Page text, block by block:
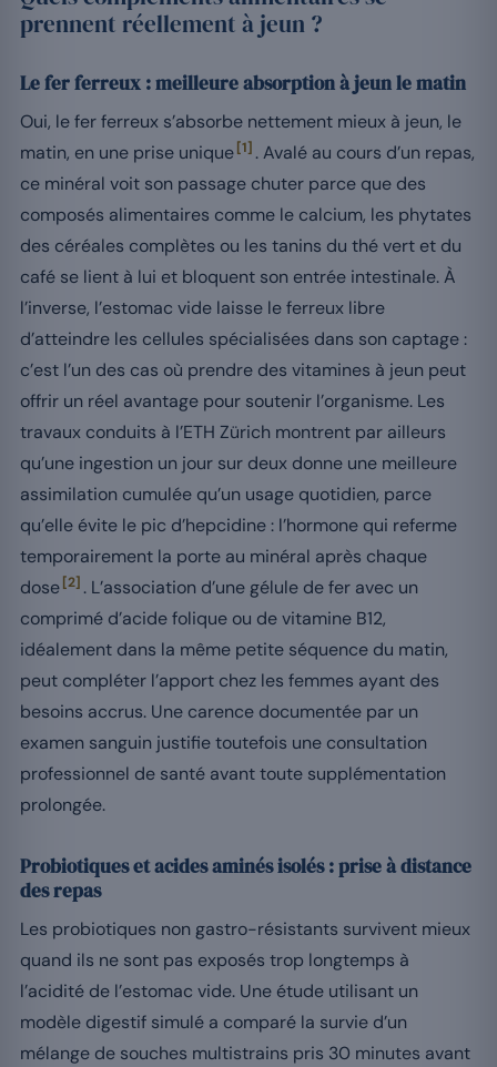
prennent réellement à jeun ?
Le fer ferreux : meilleure absorption à jeun le matin
Oui, le fer ferreux s’absorbe nettement mieux à jeun, le
matin, en une prise unique[1] . Avalé au cours d’un repas,
ce minéral voit son passage chuter parce que des
composés alimentaires comme le calcium, les phytates
des céréales complètes ou les tanins du thé vert et du
café se lient à lui et bloquent son entrée intestinale. À
l’inverse, l’estomac vide laisse le ferreux libre
d’atteindre les cellules spécialisées dans son captage :
c’est l’un des cas où prendre des vitamines à jeun peut
offrir un réel avantage pour soutenir l’organisme. Les
travaux conduits à l’ETH Zürich montrent par ailleurs
qu’une ingestion un jour sur deux donne une meilleure
assimilation cumulée qu’un usage quotidien, parce
qu’elle évite le pic d’hepcidine : l’hormone qui referme
temporairement la porte au minéral après chaque
dose[2] . L’association d’une gélule de fer avec un
comprimé d’acide folique ou de vitamine B12,
idéalement dans la même petite séquence du matin,
peut compléter l’apport chez les femmes ayant des
besoins accrus. Une carence documentée par un
examen sanguin justifie toutefois une consultation
professionnel de santé avant toute supplémentation
prolongée.
Probiotiques et acides aminés isolés : prise à distance
des repas
Les probiotiques non gastro-résistants survivent mieux
quand ils ne sont pas exposés trop longtemps à
l’acidité de l’estomac vide. Une étude utilisant un
modèle digestif simulé a comparé la survie d’un
mélange de souches multistrains pris 30 minutes avant